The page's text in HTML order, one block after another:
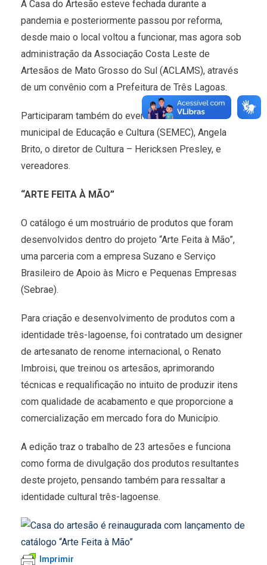
A Casa do Artesão esteve fechada durante a
pandemia e posteriormente passou por reforma,
desde maio o local voltou a funcionar, mas agora sob
administração da Associação Costa Leste de
Artesãos de Mato Grosso do Sul (ACLAMS), através
de um convênio com a Prefeitura de Três Lagoas.
Participaram também do evento a secretária
municipal de Educação e Cultura (SEMEC), Angela
Brito, o diretor de Cultura – Hericksen Presley, e
vereadores.
“ARTE FEITA À MÃO”
O catálogo é um mostruário de produtos que foram
desenvolvidos dentro do projeto “Arte Feita à Mão”,
uma parceria com a empresa Suzano e Serviço
Brasileiro de Apoio às Micro e Pequenas Empresas
(Sebrae).
Para criação e desenvolvimento de produtos com a
identidade três-lagoense, foi contratado um designer
de artesanato de renome internacional, o Renato
Imbroisi, que treinou os artesãos, aprimorando
técnicas e requalificação no intuito de produzir itens
com qualidade de acabamento e que proporcione a
comercialização em mercado fora do Município.
A edição traz o trabalho de 23 artesões e funciona
como forma de divulgação dos produtos resultantes
deste projeto, pensando também para ressaltar a
identidade cultural três-lagoense.
Imprimir